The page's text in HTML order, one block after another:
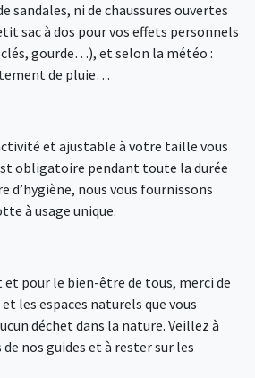
sandales, ni de chaussures ouvertes
sac à dos pour vos effets personnels
gourde…), et selon la météo :
de pluie…
et ajustable à votre taille vous
obligatoire pendant toute la durée
d’hygiène, nous vous fournissons
à usage unique.
et pour le bien-être de tous, merci de
les espaces naturels que vous
déchet dans la nature. Veillez à
nos guides et à rester sur les